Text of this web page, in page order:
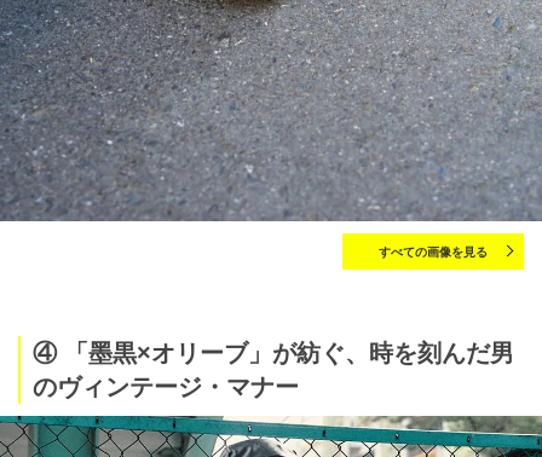
すべての画像を見る
④ 「墨黒×オリーブ」が紡ぐ、時を刻んだ男
のヴィンテージ・マナー